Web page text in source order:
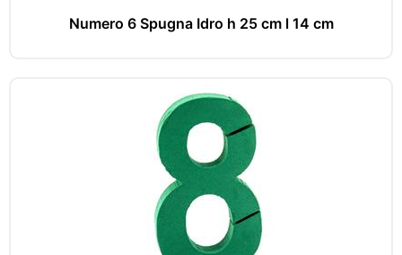
Numero 6 Spugna Idro h 25 cm l 14 cm